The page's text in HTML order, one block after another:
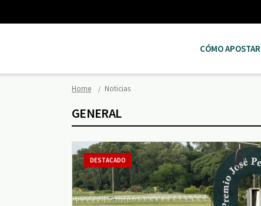
CÓMO APOSTAR
Home Noticias
GENERAL
DESTACADO